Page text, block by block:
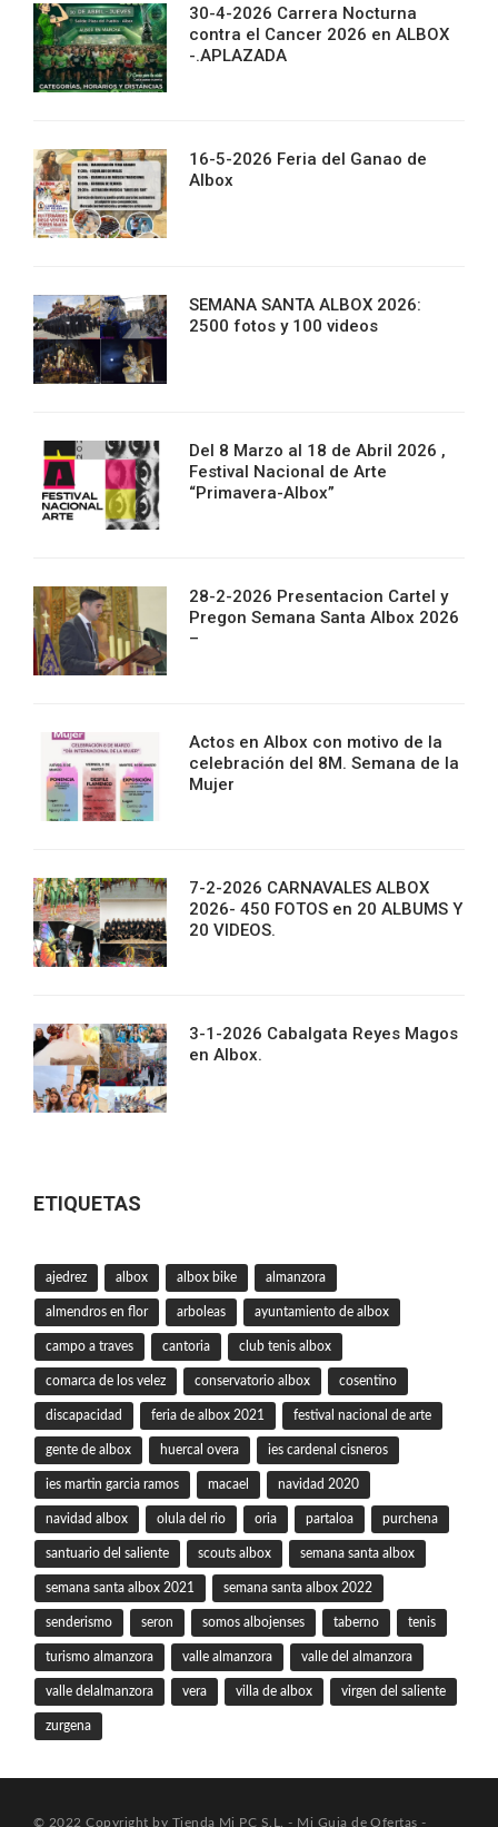
30-4-2026 Carrera Nocturna
contra el Cancer 2026 en ALBOX
-.APLAZADA
16-5-2026 Feria del Ganao de
Albox
SEMANA SANTA ALBOX 2026:
2500 fotos y 100 videos
Del 8 Marzo al 18 de Abril 2026 ,
Festival Nacional de Arte
“Primavera-Albox”
28-2-2026 Presentacion Cartel y
Pregon Semana Santa Albox 2026
–
Actos en Albox con motivo de la
celebración del 8M. Semana de la
Mujer
7-2-2026 CARNAVALES ALBOX
2026- 450 FOTOS en 20 ALBUMS Y
20 VIDEOS.
3-1-2026 Cabalgata Reyes Magos
en Albox.
ETIQUETAS
ajedrez albox albox bike almanzora
almendros en flor arboleas ayuntamiento de albox
campo a traves cantoria club tenis albox
comarca de los velez conservatorio albox cosentino
discapacidad feria de albox 2021 festival nacional de arte
gente de albox huercal overa ies cardenal cisneros
ies martin garcia ramos macael navidad 2020
navidad albox olula del rio oria partaloa purchena
santuario del saliente scouts albox semana santa albox
semana santa albox 2021 semana santa albox 2022
senderismo seron somos albojenses taberno tenis
turismo almanzora valle almanzora valle del almanzora
valle delalmanzora vera villa de albox virgen del saliente
zurgena
© 2022 Copyright by Tienda Mi PC S.L. - Mi Guia de Ofertas -